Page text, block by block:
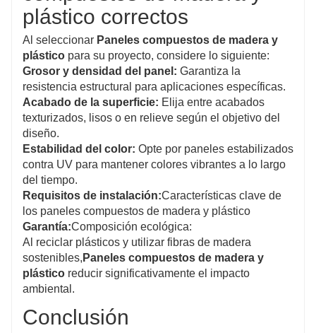
plástico correctos
Al seleccionar Paneles compuestos de madera y
plástico para su proyecto, considere lo siguiente:
Grosor y densidad del panel: Garantiza la
resistencia estructural para aplicaciones específicas.
Acabado de la superficie: Elija entre acabados
texturizados, lisos o en relieve según el objetivo del
diseño.
Estabilidad del color: Opte por paneles estabilizados
contra UV para mantener colores vibrantes a lo largo
del tiempo.
Requisitos de instalación:Características clave de
los paneles compuestos de madera y plástico
Garantía:Composición ecológica:
Al reciclar plásticos y utilizar fibras de madera
sostenibles, Paneles compuestos de madera y
plástico reducir significativamente el impacto
ambiental.
Conclusión